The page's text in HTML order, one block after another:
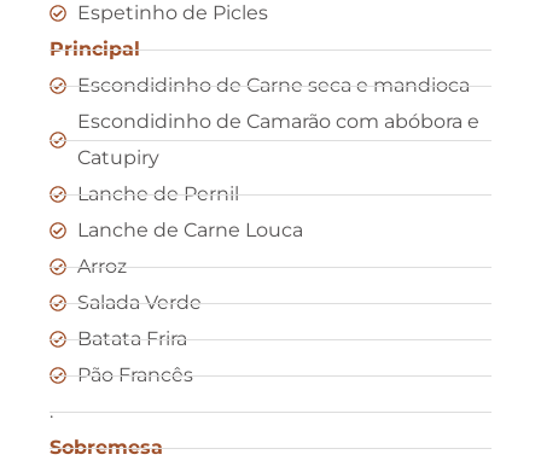
Espetinho de Picles
Principal
Escondidinho de Carne seca e mandioca
Escondidinho de Camarão com abóbora e
Catupiry
Lanche de Pernil
Lanche de Carne Louca
Arroz
Salada Verde
Batata Frira
Pão Francês
.
Sobremesa